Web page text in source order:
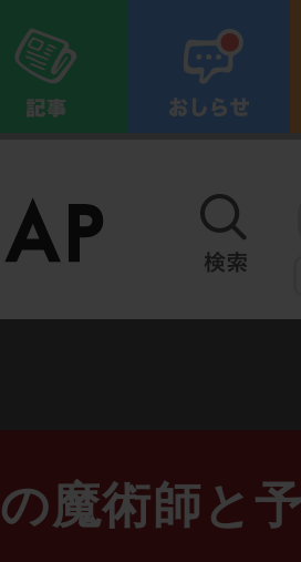
魔術師と